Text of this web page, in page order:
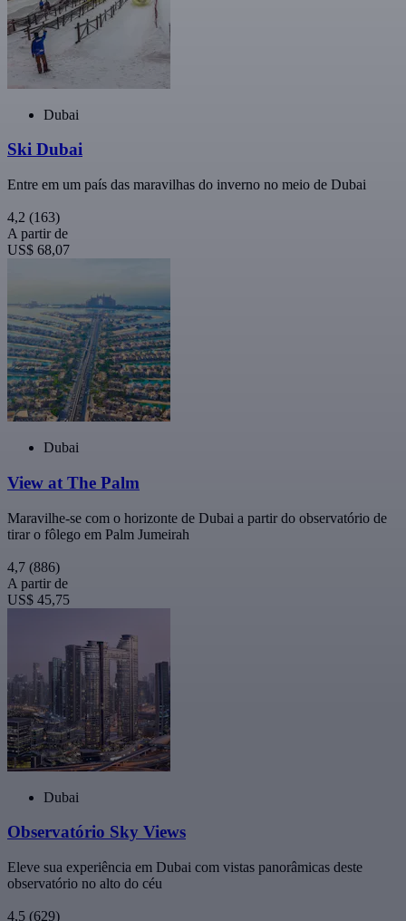
Dubai
Ski Dubai
Entre em um país das maravilhas do inverno no meio de Dubai
4,2 (163)
A partir de
US$ 68,07
Dubai
View at The Palm
Maravilhe-se com o horizonte de Dubai a partir do observatório de
tirar o fôlego em Palm Jumeirah
4,7 (886)
A partir de
US$ 45,75
Dubai
Observatório Sky Views
Eleve sua experiência em Dubai com vistas panorâmicas deste
observatório no alto do céu
4,5 (629)